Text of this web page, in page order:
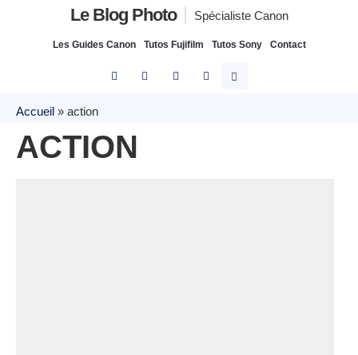
Le Blog Photo Spécialiste Canon
Les Guides Canon Tutos Fujifilm Tutos Sony Contact
Accueil » action
ACTION